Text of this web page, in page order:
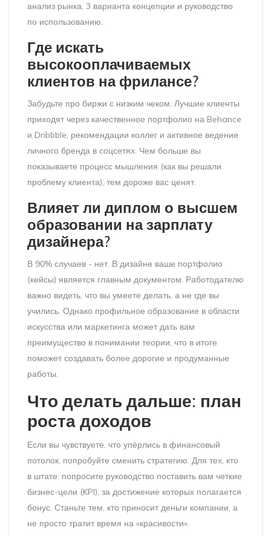
анализ рынка, 3 варианта концепции и руководство
по использованию.
Где искать
высокооплачиваемых
клиентов на фрилансе?
Забудьте про биржи с низким чеком. Лучшие клиенты
приходят через качественное портфолио на Behance
и Dribbble, рекомендации коллег и активное ведение
личного бренда в соцсетях. Чем больше вы
показываете процесс мышления (как вы решали
проблему клиента), тем дороже вас ценят.
Влияет ли диплом о высшем
образовании на зарплату
дизайнера?
В 90% случаев - нет. В дизайне ваше портфолио
(кейсы) является главным документом. Работодателю
важно видеть, что вы умеете делать, а не где вы
учились. Однако профильное образование в области
искусства или маркетинга может дать вам
преимущество в понимании теории, что в итоге
поможет создавать более дорогие и продуманные
работы.
Что делать дальше: план
роста доходов
Если вы чувствуете, что упёрлись в финансовый
потолок, попробуйте сменить стратегию. Для тех, кто
в штате: попросите руководство поставить вам четкие
бизнес-цели (KPI), за достижение которых полагается
бонус. Станьте тем, кто приносит деньги компании, а
не просто тратит время на «красивости».